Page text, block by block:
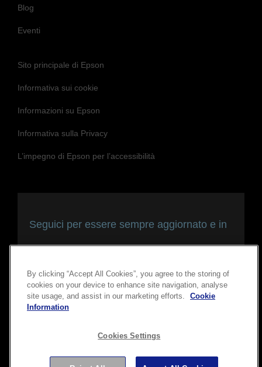
Blog
Eventi
Sito principale di Epson
Informativa sui cookie
Informazioni su Epson
Informativa sulla Privacy
L’impegno di Epson per l’accessibilità
Seguici per essere sempre aggiornato e in
By clicking “Accept All Cookies”, you agree to the storing of
cookies on your device to enhance site navigation, analyse
site usage, and assist in our marketing efforts.
Cookie
Information
Cookies Settings